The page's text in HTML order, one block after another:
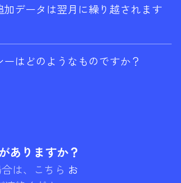
量がプランの上限を超えた場合に
金されます。年間プランをご利用
加データは翌月に繰り越されます
ートクレジット、エクスポート行
クレジット、API ユニットなどの
になります。例えば、使用リセッ
20 日で、10 月 15 日に PAYG ク
入したならば、期限切れは 12 月
ます。ただし、プリペイド分の上
に消費されることにご注意くださ
ーはどのようなものですか？
サービスをご利用されていない
請求することができますが、お
ントに重要なアクティビティが
合は、請求をお断りする場合が
ありますか？
は、こちら お